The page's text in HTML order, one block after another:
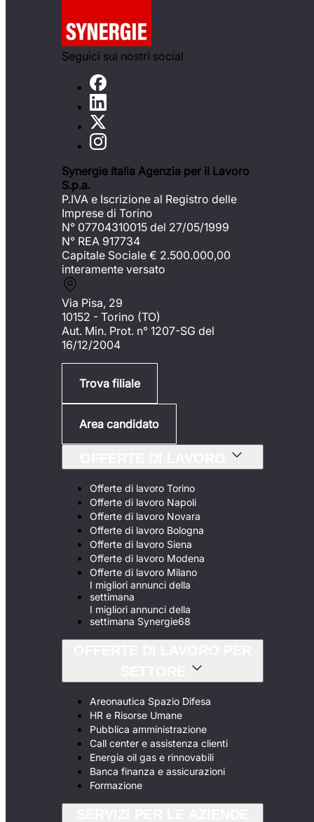
Seguici sui nostri social
Synergie Italia Agenzia per il Lavoro
S.p.a.
P.IVA e Iscrizione al Registro delle
Imprese di Torino
N° 07704310015 del 27/05/1999
N° REA 917734
Capitale Sociale € 2.500.000,00
interamente versato
Via Pisa, 29
10152 - Torino (TO)
Aut. Min. Prot. n° 1207-SG del
16/12/2004
Trova filiale
Area candidato
Offerte di lavoro Torino
Offerte di lavoro Napoli
Offerte di lavoro Novara
Offerte di lavoro Bologna
Offerte di lavoro Siena
Offerte di lavoro Modena
Offerte di lavoro Milano
I migliori annunci della
settimana
I migliori annunci della
settimana Synergie68
Areonautica Spazio Difesa
HR e Risorse Umane
Pubblica amministrazione
Call center e assistenza clienti
Energia oil gas e rinnovabili
Banca finanza e assicurazioni
Formazione